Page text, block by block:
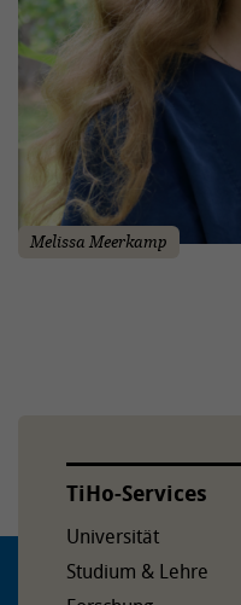
Melissa Meerkamp
TiHo-Services
Universität
Studium & Lehre